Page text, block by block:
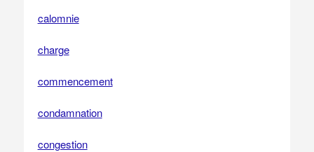
calomnie
charge
commencement
condamnation
congestion